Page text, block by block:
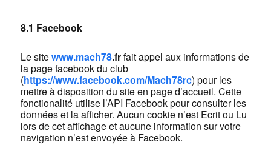
8.1 Facebook
Le sitewww.mach78.frfait appel aux informations de
la page facebook du club
(https://www.facebook.com/Mach78rc) pour les
mettre à disposition du site en page d’accueil. Cette
fonctionalité utilise l’API Facebook pour consulter les
données et la afficher. Aucun cookie n’est Ecrit ou Lu
lors de cet affichage et aucune information sur votre
navigation n’est envoyée à Facebook.